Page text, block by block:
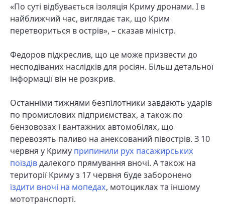
«По суті відбувається ізоляція Криму дронами. І в
найближчий час, виглядає так, що Крим
перетвориться в острів», – сказав міністр.
Федоров підкреслив, що це може призвести до
несподіваних наслідків для росіян. Більш детальної
інформації він не розкрив.
Останніми тижнями безпілотники завдають ударів
по промислових підприємствах, а також по
бензовозах і вантажних автомобілях, що
перевозять паливо на анексований півострів. З 10
червня у Криму припинили рух пасажирських
поїздівдалекого прямування вночі. А також на
території Криму з 17 червня буде заборонено
їздити вночі на мопедах, мотоциклах та іншому
мототранспорті.